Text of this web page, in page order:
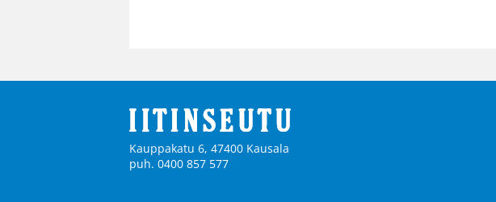
Kauppakatu 6, 47400 Kausala
puh. 0400 857 577